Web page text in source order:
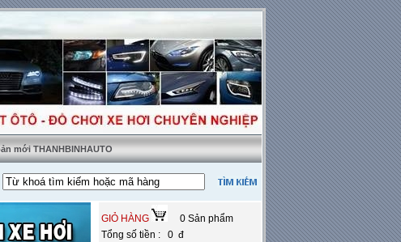
mới THANHBINHAUTO
da thật tặng sàn da---Miễn phí 100% công lắp đặt
GIỎ HÀNG
0 Sản phẩm
Tổng số tiền : 0 đ